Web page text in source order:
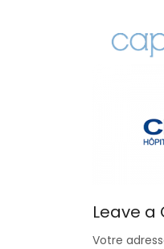
Leave
Votre